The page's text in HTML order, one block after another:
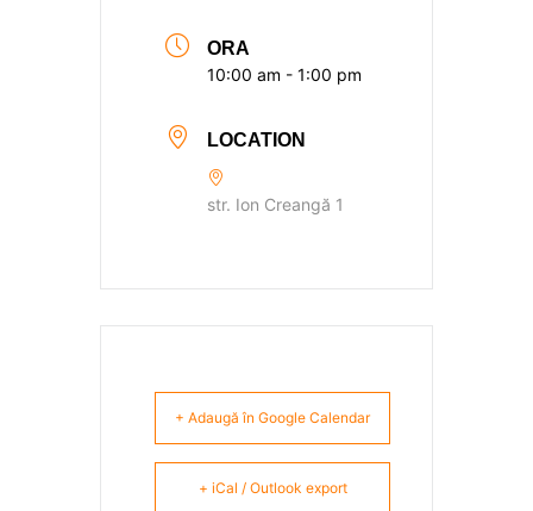
ORA
10:00 am - 1:00 pm
LOCATION
str. Ion Creangă 1
+ Adaugă în Google Calendar
+ iCal / Outlook export